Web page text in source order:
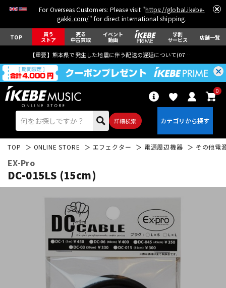
For Overseas Customers: Please visit "https://global.ikebe-
gakki.com/" for direct international shipping.
TOP 買う
ストア
売る
中古買取
イベント
動画
学割
サービス 店舗一覧
【重要】熊本県で発生した地震に伴う配送の遅延について(07月29日
詳細検索
0
エレキギター
ベース ウクレレ
TOP ONLINE STORE エフェクター 電源周辺機器 その他電
EX-Pro
DC-015LS (15cm)